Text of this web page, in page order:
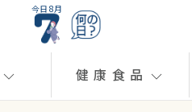
今日 8月
健康食品